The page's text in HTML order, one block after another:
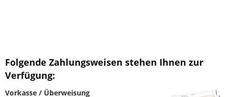
Folgende Zahlungsweisen stehen Ihnen zur
Verfügung:
Vorkasse / Überweisung